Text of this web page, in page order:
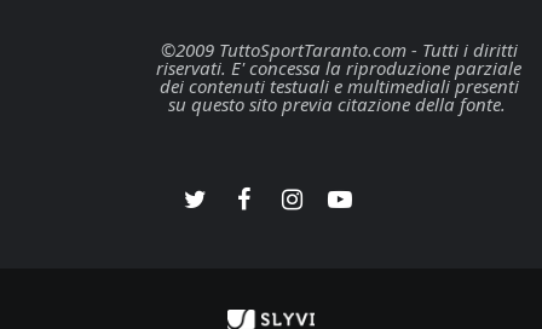
©2009 TuttoSportTaranto.com - Tutti i diritti
riservati. E' concessa la riproduzione parziale
dei contenuti testuali e multimediali presenti
su questo sito previa citazione della fonte.